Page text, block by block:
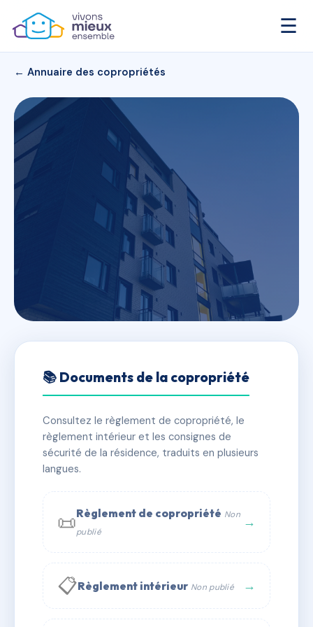
☰
← Annuaire des copropriétés
SYND COPRO ALAMANDA
✓ Immatriculée 🏠 13 lots 🏗 1 bâtiment(s)
📞 Contacter Syndic Digital
📚 Documents de la copropriété
Consultez le règlement de copropriété, le
règlement intérieur et les consignes de
sécurité de la résidence, traduits en plusieurs
langues.
📜Règlement de copropriété Non
publié
→
📋Règlement intérieur Non publié →